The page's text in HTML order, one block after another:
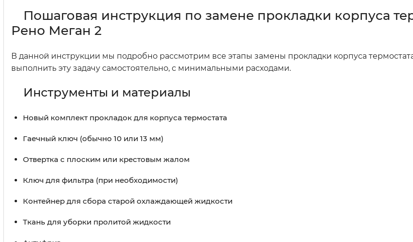
Пошаговая инструкция по замене прокладки корпуса
Рено Меган 2
В данной инструкции мы подробно рассмотрим все этапы замены прокладки корпуса
выполнить эту задачу самостоятельно, с минимальными расходами.
Инструменты и материалы
Новый комплект прокладок для корпуса термостата
Гаечный ключ (обычно 10 или 13 мм)
Отвертка с плоским или крестовым жалом
Ключ для фильтра (при необходимости)
Контейнер для сбора старой охлаждающей жидкости
Ткань для уборки пролитой жидкости